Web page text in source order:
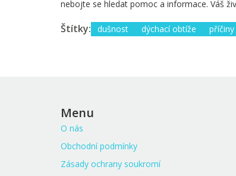
nebojte se hledat pomoc a informace. Váš
Štítky: dušnost dýchací obtíže
Menu
O nás
Obchodní podmínky
Zásady ochrany soukromí